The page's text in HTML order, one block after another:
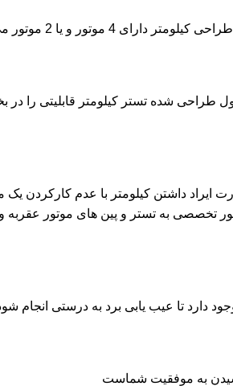
به شرکت سازنده در خودروهای انژکتور نصب شده اند
شده تستر کیلومتر قابلیتی را در
ایراد داشتن کیلومتر با عدم کارکردن
تخصصی به تستر و پین های موتور عقربه
تا عیب یابی برد به درستی انجام
به موفقیت شماست